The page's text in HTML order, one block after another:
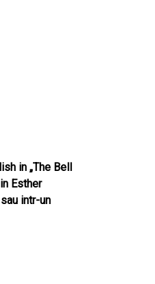
in „The Bell
Esther
intr-un